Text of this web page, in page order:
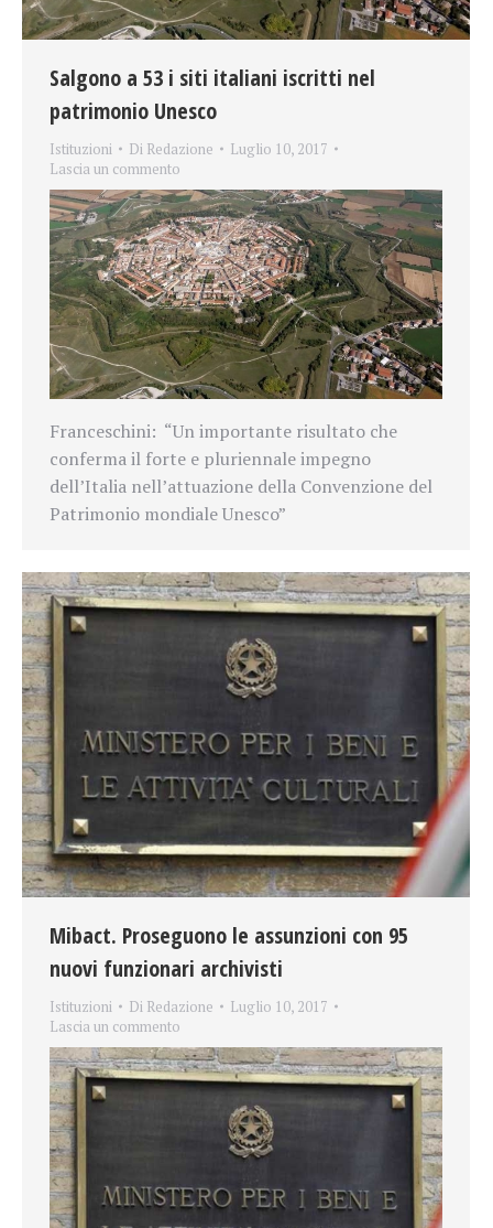
Salgono a 53 i siti italiani iscritti nel
patrimonio Unesco
Istituzioni Di Redazione
Luglio 10, 2017
Lascia un commento
Franceschini: “Un importante risultato che
conferma il forte e pluriennale impegno
dell’Italia nell’attuazione della Convenzione del
Patrimonio mondiale Unesco”
Mibact. Proseguono le assunzioni con 95
nuovi funzionari archivisti
Istituzioni Di Redazione
Luglio 10, 2017
Lascia un commento